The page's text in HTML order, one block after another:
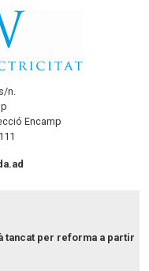
n.
Encamp
tancat per reforma a partir